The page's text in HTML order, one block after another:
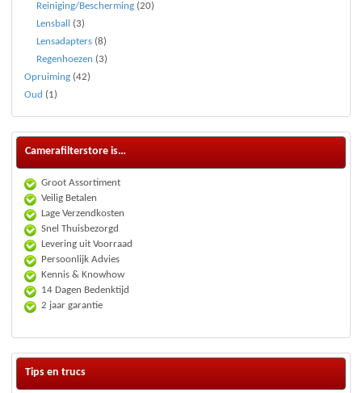
Reiniging/Bescherming (20)
Lensball
(3)
Lensadapters (8)
Regenhoezen (3)
Opruiming (42)
Oud (1)
Camerafilterstore is…
Groot Assortiment
Veilig Betalen
Lage Verzendkosten
Snel Thuisbezorgd
Levering uit Voorraad
Persoonlijk Advies
Kennis & Knowhow
14 Dagen Bedenktijd
2 jaar garantie
Tips en trucs